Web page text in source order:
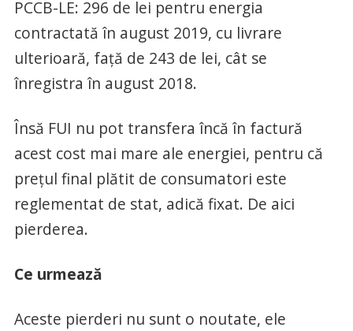
PCCB-LE: 296 de lei pentru energia
contractată în august 2019, cu livrare
ulterioară, faţă de 243 de lei, cât se
înregistra în august 2018.
Însă FUI nu pot transfera încă în factură
acest cost mai mare ale energiei, pentru că
preţul final plătit de consumatori este
reglementat de stat, adică fixat. De aici
pierderea.
Ce urmează
Aceste pierderi nu sunt o noutate, ele